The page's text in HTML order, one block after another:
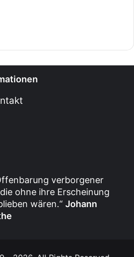
verborgener
ohne ihre Erscheinung
wären.“ Johann